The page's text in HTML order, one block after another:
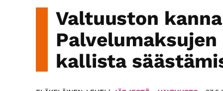
Rf
etujärjestö
yhdessä­
olojärjestö.
Edistämme
ikäystävällistä
Valtuuston
kallista